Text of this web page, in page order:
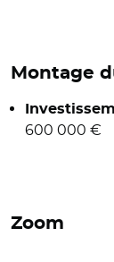
Montage
600 000 €
Zoom